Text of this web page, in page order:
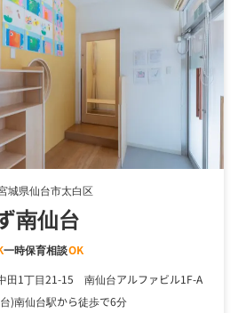
城県仙台市太白区
南仙台
一時保育相談OK
田1丁目21-15 南仙台アルファビル1F-A
)南仙台駅から徒歩で6分